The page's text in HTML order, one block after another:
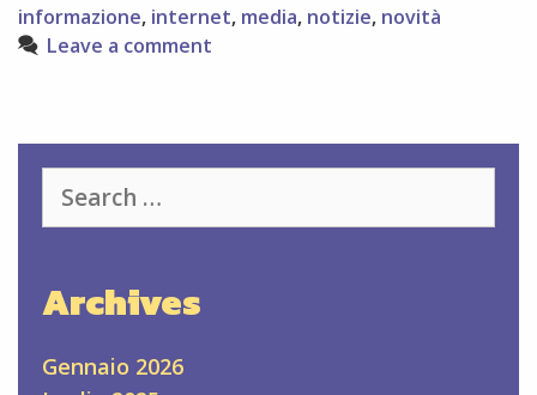
GIORNALISTI
informazione, internet, media, notizie, novità
Leave a comment
for:
Archives
Gennaio 2026